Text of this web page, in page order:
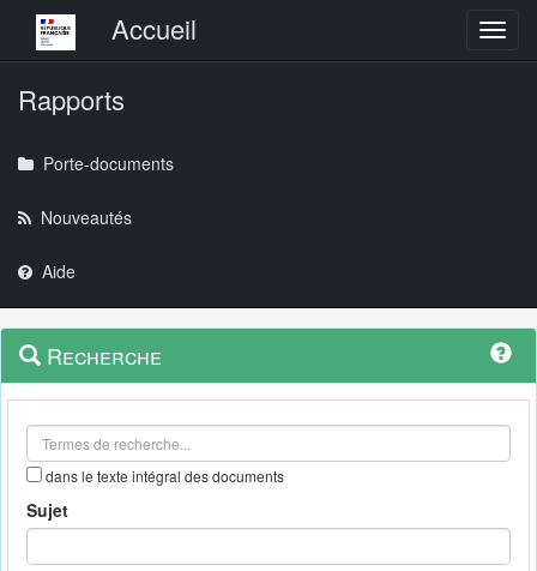
Menu principalAccueil
Rapports
Porte-documents
Nouveautés
Aide
Navigation
outils
Menu
contextuel
Recherche
dans le texte intégral des documents
Sujet